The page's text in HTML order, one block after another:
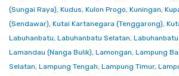
(Sungai Raya), Kudus, Kulon Progo, Kuningan,
(Sendawar), Kutai Kartanegara (Tenggarong),
Labuhanbatu, Labuhanbatu Selatan,
Lamandau (Nanga Bulik), Lamongan, Lampung
Selatan, Lampung Tengah, Lampung Timur,